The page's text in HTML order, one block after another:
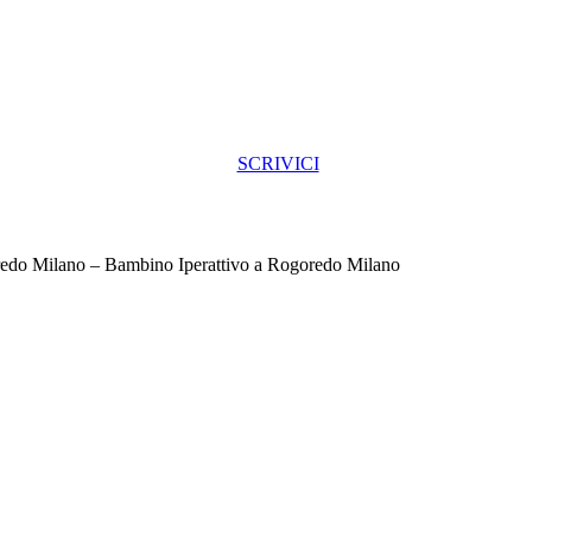
SCRIVICI
Milano – Bambino Iperattivo a Rogoredo Milano